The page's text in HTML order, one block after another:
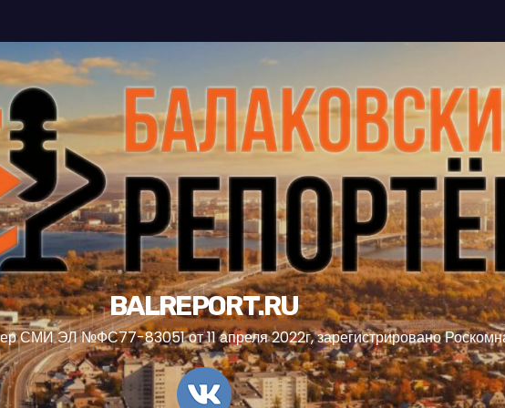
BALREPORT.RU
СМИ ЭЛ №ФС77-83051 от 11 апреля 2022г, зарегистрировано